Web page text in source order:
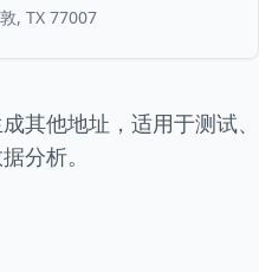
, TX 77007
其他地址，适用于测试、
分析。